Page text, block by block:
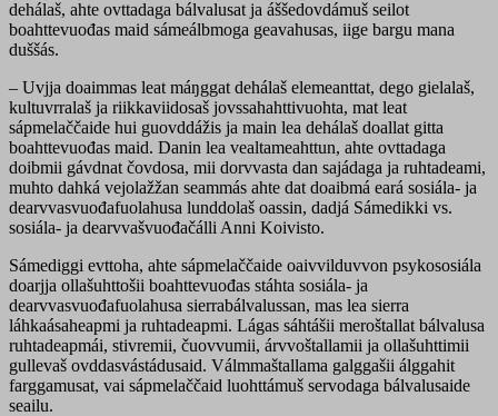
dehálaš, ahte ovttadaga bálvalusat ja áššedovdámuš seilot
boahttevuođas maid sámeálbmoga geavahusas, iige bargu mana
duššás.
– Uvjja doaimmas leat máŋggat dehálaš elemeanttat, dego gielalaš,
kultuvrralaš ja riikkaviidosaš jovssahahttivuohta, mat leat
sápmelaččaide hui guovddážis ja main lea dehálaš doallat gitta
boahttevuođas maid. Danin lea vealtameahttun, ahte ovttadaga
doibmii gávdnat čovdosa, mii dorvvasta dan sajádaga ja ruhtadeami,
muhto dahká vejolažžan seammás ahte dat doaibmá eará sosiála- ja
dearvvasvuođafuolahusa lunddolaš oassin, dadjá Sámedikki vs.
sosiála- ja dearvvašvuođačálli Anni Koivisto.
Sámediggi evttoha, ahte sápmelaččaide oaivvilduvvon psykososiála
doarjja ollašuhttošii boahttevuođas stáhta sosiála- ja
dearvvasvuođafuolahusa sierrabálvalussan, mas lea sierra
láhkaásaheapmi ja ruhtadeapmi. Lágas sáhtášii meroštallat bálvalusa
ruhtadeapmái, stivremii, čuovvumii, árvvoštallamii ja ollašuhttimii
gullevaš ovddasvástádusaid. Válmmaštallama galggašii álggahit
farggamusat, vai sápmelaččaid luohttámuš servodaga bálvalusaide
seailu.